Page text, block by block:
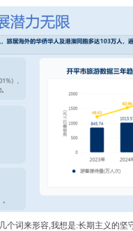
个词来形容,我想是:长期主义的